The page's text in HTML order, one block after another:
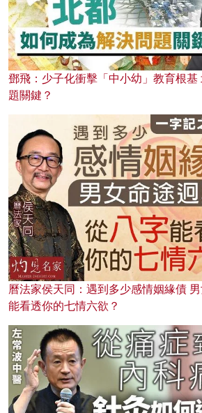
鄧飛：少子化衝擊「中小幼」教育根基
題關鍵？
曆法家侯天同：遇到多少感情姻緣債
能看透你的七情六欲？